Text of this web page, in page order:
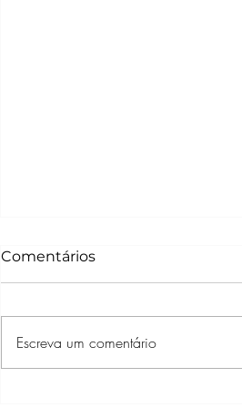
Comentários
Escreva um comentário